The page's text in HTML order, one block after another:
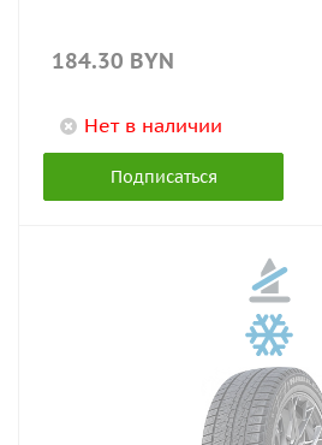
184.30 BYN
Нет в наличии
Подписаться